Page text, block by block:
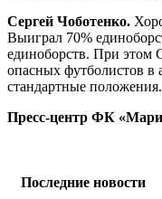
Сергей Чоботенко.
Выиграл 70%
единоборств. При этом
опасных футболистов в
стандартные положения.
Пресс-центр ФК
Последние новости